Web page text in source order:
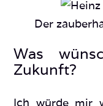
Der
Was
Zukunft?
Ich würde mir